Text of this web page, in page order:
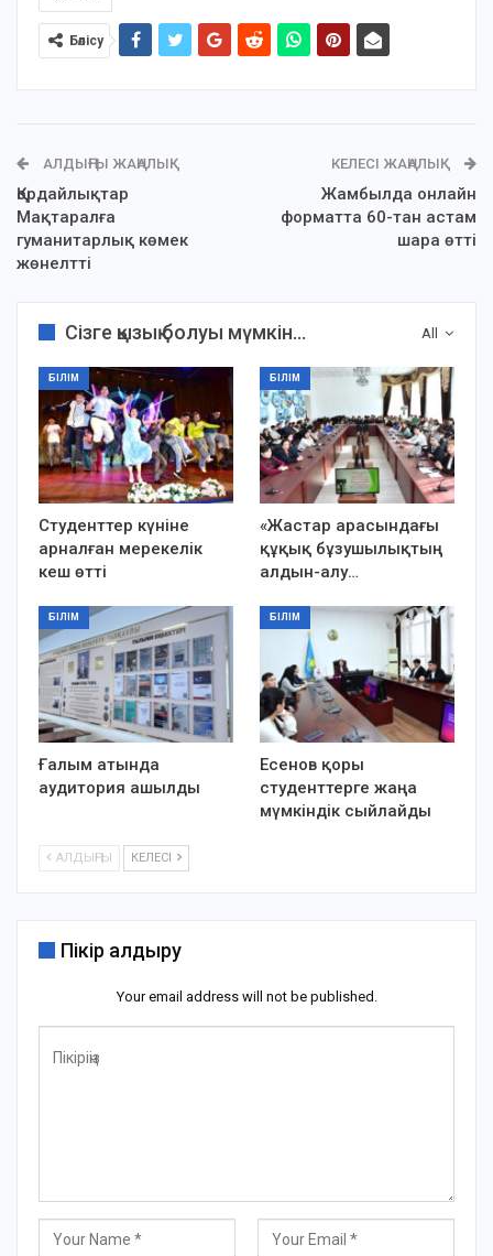
Бөлісу
АЛДЫҢҒЫ ЖАҢАЛЫҚ
Қордайлықтар
Мақтаралға
гуманитарлық көмек
жөнелтті
КЕЛЕСІ ЖАҢАЛЫҚ
Жамбылда онлайн
форматта 60-тан астам
шара өтті
All
Сізге қызық болуы мүмкін...
БІЛІМ
Студенттер күніне
арналған мерекелік
кеш өтті
БІЛІМ
«Жастар арасындағы
құқық бұзушылықтың
алдын-алу…
БІЛІМ
Ғалым атында
аудитория ашылды
БІЛІМ
Есенов қоры
студенттерге жаңа
мүмкіндік сыйлайды
АЛДЫҢҒЫ КЕЛЕСІ
Пікір қалдыру
Your email address will not be published.